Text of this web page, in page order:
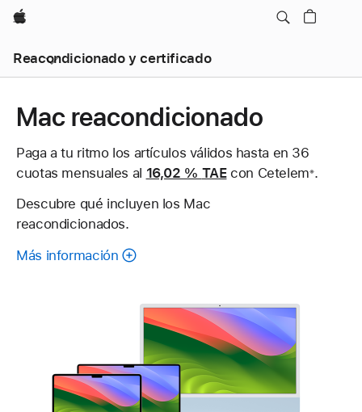
Apple
Reacondicionado y certificado
Mac reacondicionado
Paga a tu ritmo los artículos válidos hasta en 36
cuotas mensuales al 16,02 % TAEcon Cetelem※Nota
.
Descubre qué incluyen los Mac
reacondicionados.
Más información sobre
reacondicionado.